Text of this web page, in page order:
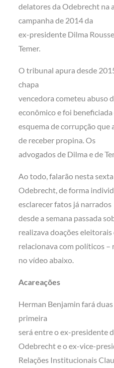
delatores da Odebrecht na
campanha de 2014 da
ex-presidente Dilma
Temer.
O tribunal apura desde
chapa
vencedora cometeu abuso
econômico e foi beneficiada
esquema de corrupção que
de receber propina. Os
advogados de Dilma e de
Ao todo, falarão nesta
Odebrecht, de forma
esclarecer fatos já narrados
desde a semana passada
realizava doações eleitorais
relacionava com políticos
no vídeo abaixo.
Acareações
Herman Benjamin fará
primeira
será entre o ex-presidente
Odebrecht e o ex-vice-
Relações Institucionais